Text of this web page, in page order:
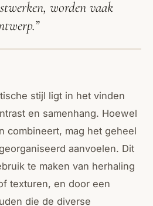
worden vaak
stijl ligt in het vinden
en samenhang. Hoewel
combineert, mag het geheel
aanvoelen. Dit
te maken van herhaling
texturen, en door een
die de diverse